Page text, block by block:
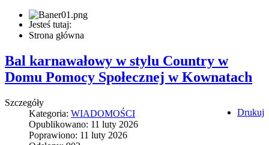
Jesteś tutaj:
Strona główna
Bal karnawałowy w stylu Country w
Domu Pomocy Społecznej w Kownatach
Drukuj
Szczegóły
Kategoria: WIADOMOŚCI
Opublikowano: 11 luty 2026
Poprawiono: 11 luty 2026